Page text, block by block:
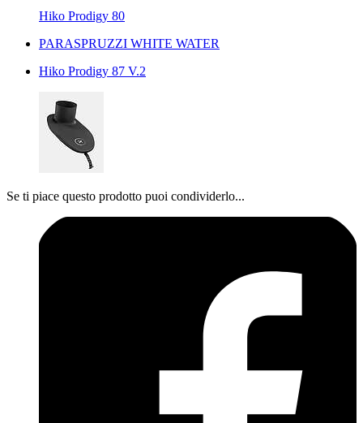
Hiko Prodigy 80
PARASPRUZZI WHITE WATER
Hiko Prodigy 87 V.2
Se ti piace questo prodotto puoi condividerlo...